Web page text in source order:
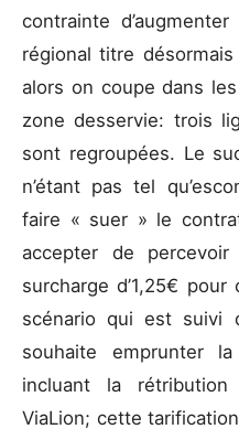
contrainte
régional titre
alors on coupe dans
zone desservie: trois
sont regroupées. Le
n’étant pas tel
faire « suer » le
accepter de
surcharge d’1,25€ pour
scénario qui est suivi
souhaite emprunter
incluant la rétribution
ViaLion; cette tarification